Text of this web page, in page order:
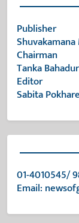
Publisher
Chairman
Tanka
Editor
Sabita
01-4010545/
Email: